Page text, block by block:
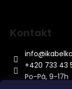
Kontakt
info@
+420 733 43
Po-Pá, 9-17h